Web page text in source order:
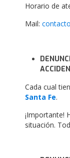
Horario de
Mail:
Cada cual
Santa Fe.
¡Importante!
situación.